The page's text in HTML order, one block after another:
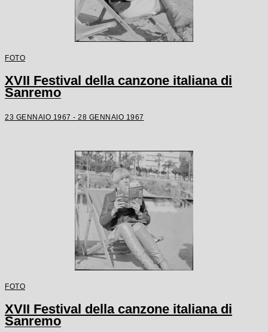
FOTO
XVII Festival della canzone italiana di
Sanremo
23 GENNAIO 1967 - 28 GENNAIO 1967
FOTO
XVII Festival della canzone italiana di
Sanremo